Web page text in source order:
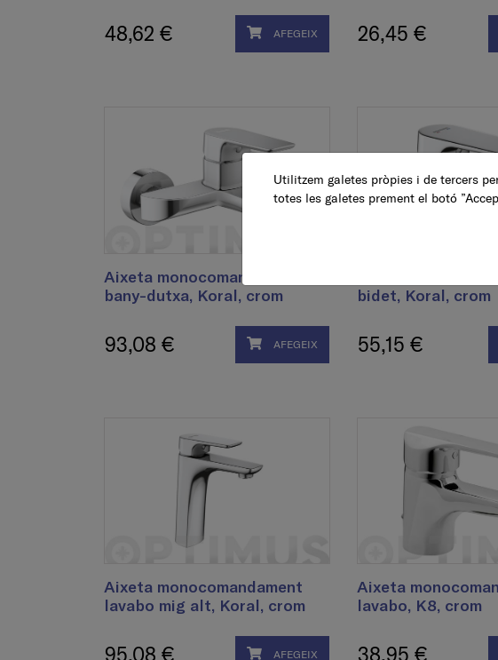
48,62 € AFEGEIX 26,45 €
Aixeta monocomandament
bany-dutxa, Koral, crom
93,08 € AFEGEIX
bidet, Koral, crom
55,15 €
Aixeta monocomandament
lavabo mig alt, Koral, crom
95,08 € AFEGEIX
Aixeta
lavabo, K8, crom
38,95 €
Utilitzem galetes pròpies i de tercers
totes les galetes prement el botó